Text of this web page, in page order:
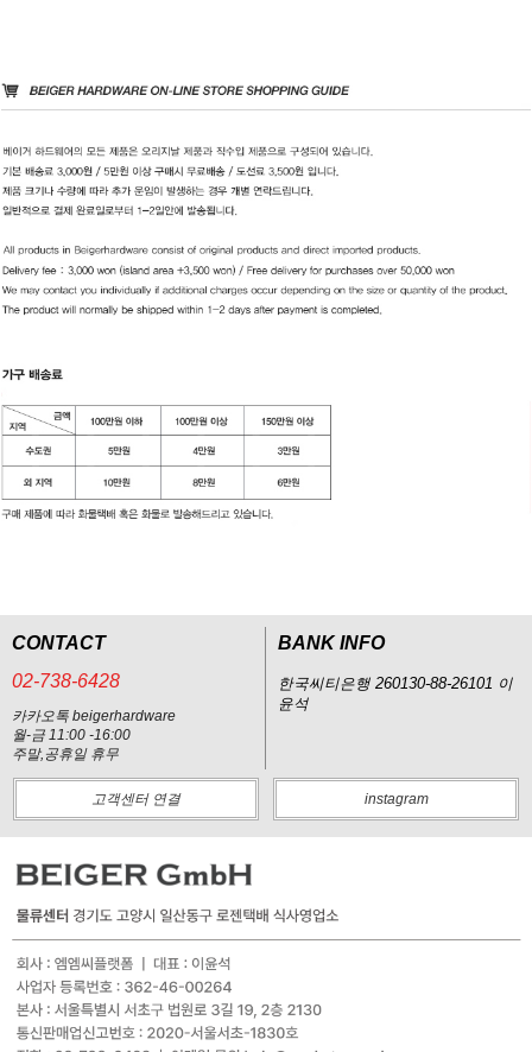
CONTACT
02-738-6428
카카오톡 beigerhardware
월-금 11:00 -16:00
주말,공휴일 휴무
BANK INFO
한국씨티은행 260130-88-26101 이
윤석
고객센터 연결 instagram